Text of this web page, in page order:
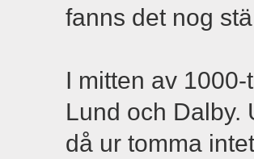
fanns det nog
I mitten av
Lund och Dalby.
då ur tomma